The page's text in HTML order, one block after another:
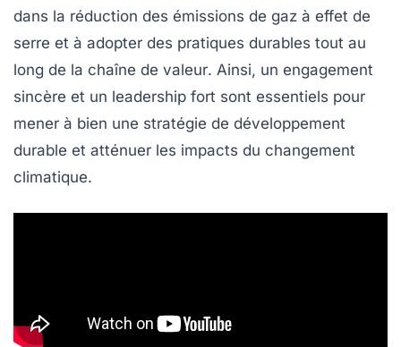
dans la réduction des émissions de gaz à effet de
serre et à adopter des pratiques durables tout au
long de la chaîne de valeur. Ainsi, un engagement
sincère et un leadership fort sont essentiels pour
mener à bien une stratégie de développement
durable et atténuer les impacts du changement
climatique.